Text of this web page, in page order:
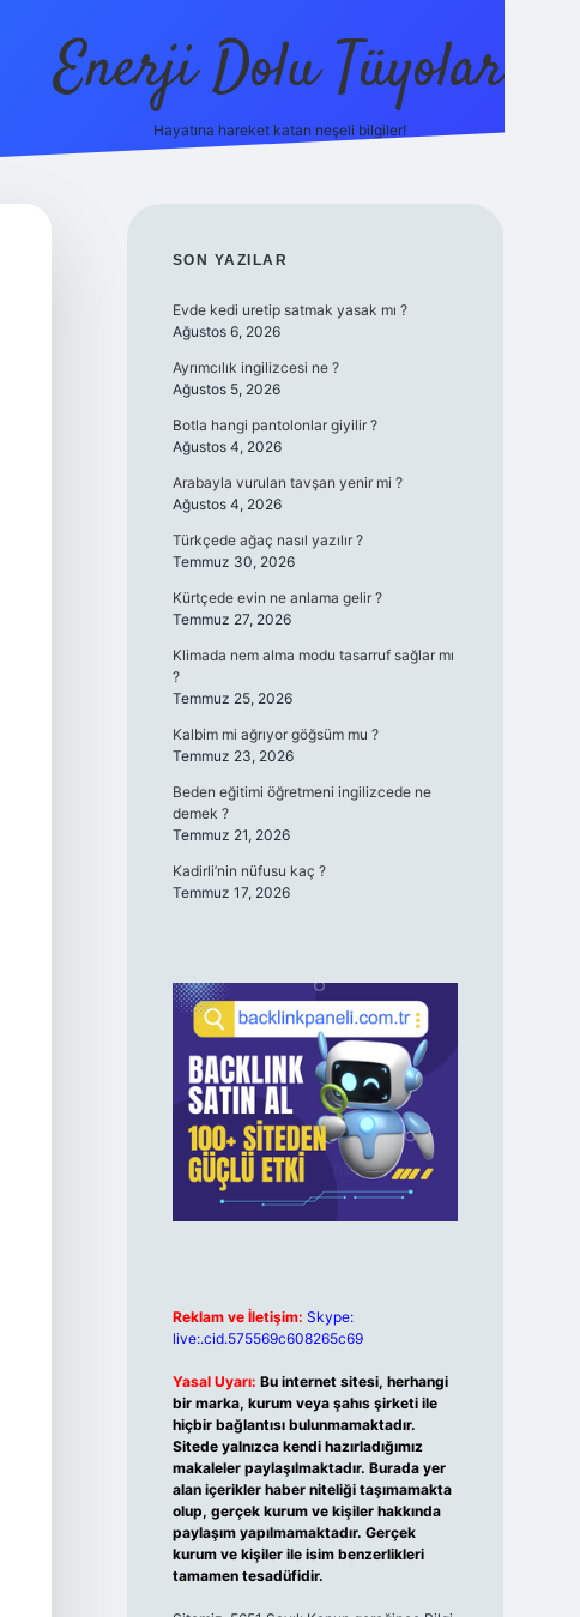
Enerji Dolu Tüyolar
Hayatına hareket katan neşeli bilgiler!
SIDEBAR
SON YAZILAR
Evde kedi uretip satmak yasak mı ?
Ağustos 6, 2026
Ayrımcılık ingilizcesi ne ?
Ağustos 5, 2026
Botla hangi pantolonlar giyilir ?
Ağustos 4, 2026
Arabayla vurulan tavşan yenir mi ?
Ağustos 4, 2026
Türkçede ağaç nasıl yazılır ?
Temmuz 30, 2026
Kürtçede evin ne anlama gelir ?
Temmuz 27, 2026
Klimada nem alma modu tasarruf sağlar mı
?
Temmuz 25, 2026
Kalbim mi ağrıyor göğsüm mu ?
Temmuz 23, 2026
Beden eğitimi öğretmeni ingilizcede ne
demek ?
Temmuz 21, 2026
Kadirli’nin nüfusu kaç ?
Temmuz 17, 2026
Reklam ve İletişim: Skype:
live:.cid.575569c608265c69
Yasal Uyarı: Bu internet sitesi, herhangi
bir marka, kurum veya şahıs şirketi ile
hiçbir bağlantısı bulunmamaktadır.
Sitede yalnızca kendi hazırladığımız
makaleler paylaşılmaktadır. Burada yer
alan içerikler haber niteliği taşımamakta
olup, gerçek kurum ve kişiler hakkında
paylaşım yapılmamaktadır. Gerçek
kurum ve kişiler ile isim benzerlikleri
tamamen tesadüfidir.